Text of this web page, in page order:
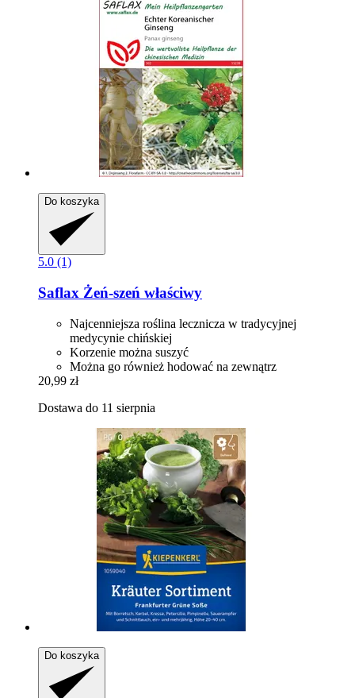
Do koszyka
5.0 (1)
Saflax Żeń-​szeń właściwy
Najcenniejsza roślina lecznicza w tradycyjnej
medycynie chińskiej
Korzenie można suszyć
Można go również hodować na zewnątrz
20,99 zł
Dostawa do 11 sierpnia
Do koszyka